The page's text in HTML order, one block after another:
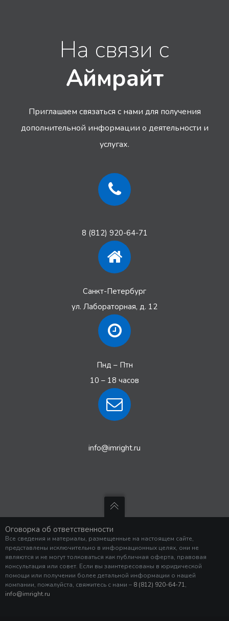
На связи с
Аймрайт
Приглашаем связаться с нами для получения
дополнительной информации о деятельности и
услугах.
8 (812) 920-64-71
Санкт-Петербург
ул. Лабораторная, д. 12
Пнд – Птн
10 – 18 часов
info@imright.ru
Оговорка об ответственности
Все сведения и материалы, размещенные на настоящем сайте,
представлены исключительно в информационных целях, они не
являются и не могут толковаться как публичная оферта, правовая
консультация или совет. Если вы заинтересованы в юридической
помощи или получении более детальной информации о нашей
компании, пожалуйста, свяжитесь с нами – 8 (812) 920-64-71,
info@imright.ru